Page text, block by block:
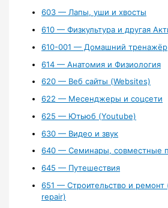
603 — Лапы, уши и хвосты
610 — Физкультура и другая
610-001 — Домашний тренажёр
614 — Анатомия и Физиология
620 — Веб сайты (Websites)
622 — Месенджеры и соцсети
625 — Ютьюб (Youtube)
630 — Видео и звук
640 — Семинары, совместные
645 — Путешествия
651 — Строительство и ремонт
repair)